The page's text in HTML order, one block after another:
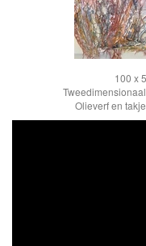
100 x
Olieverf en